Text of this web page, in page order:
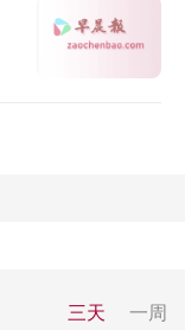
三天 一周